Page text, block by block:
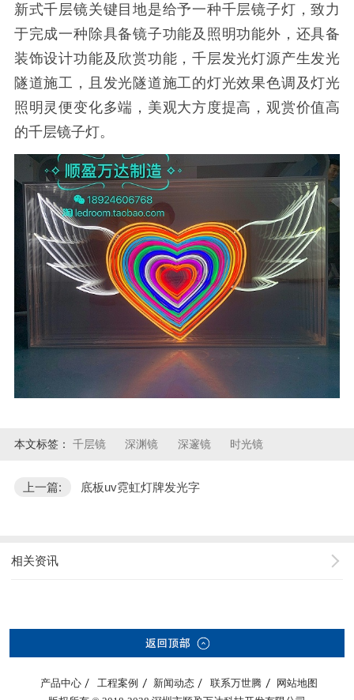
新式千层镜关键目地是给予一种千层镜子灯，致力
于完成一种除具备镜子功能及照明功能外，还具备
装饰设计功能及欣赏功能，千层发光灯源产生发光
隧道施工，且发光隧道施工的灯光效果色调及灯光
照明灵便变化多端，美观大方度提高，观赏价值高
的千层镜子灯。
本文标签： 千层镜 深渊镜 深邃镜 时光镜
上一篇: 底板uv霓虹灯牌发光字
相关资讯
产品中心 工程案例 新闻动态 联系万世腾
网站地图